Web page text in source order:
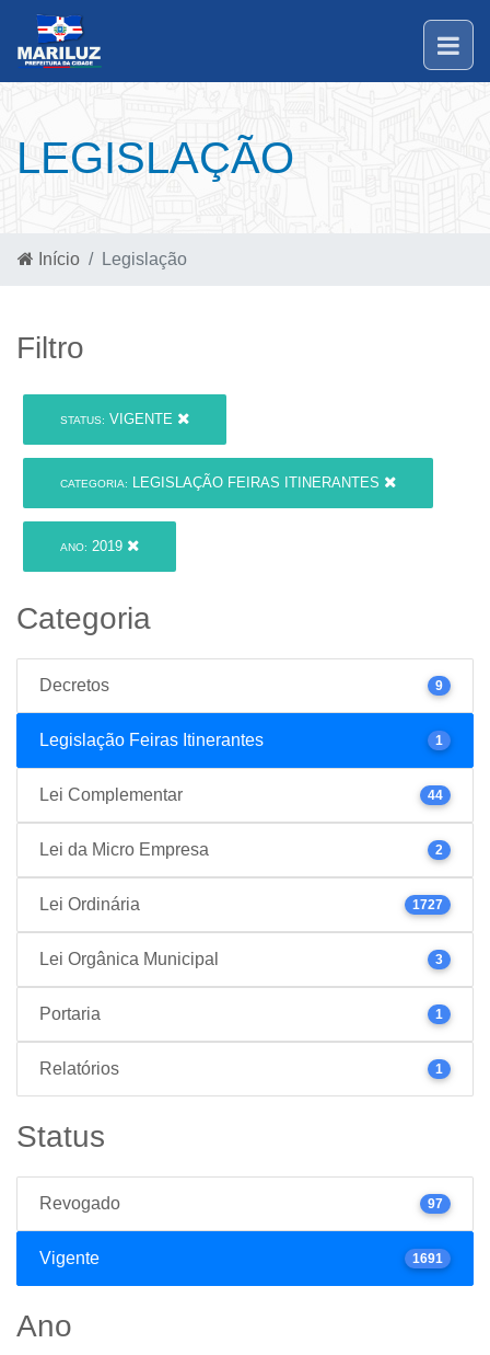
LEGISLAÇÃO
Início Legislação
Filtro
STATUS: VIGENTE
CATEGORIA: LEGISLAÇÃO FEIRAS ITINERANTES
ANO: 2019
Categoria
Decretos 9
Legislação Feiras Itinerantes 1
Lei Complementar 44
Lei da Micro Empresa 2
Lei Ordinária 1727
Lei Orgânica Municipal 3
Portaria 1
Relatórios 1
Status
Revogado 97
Vigente 1691
Ano